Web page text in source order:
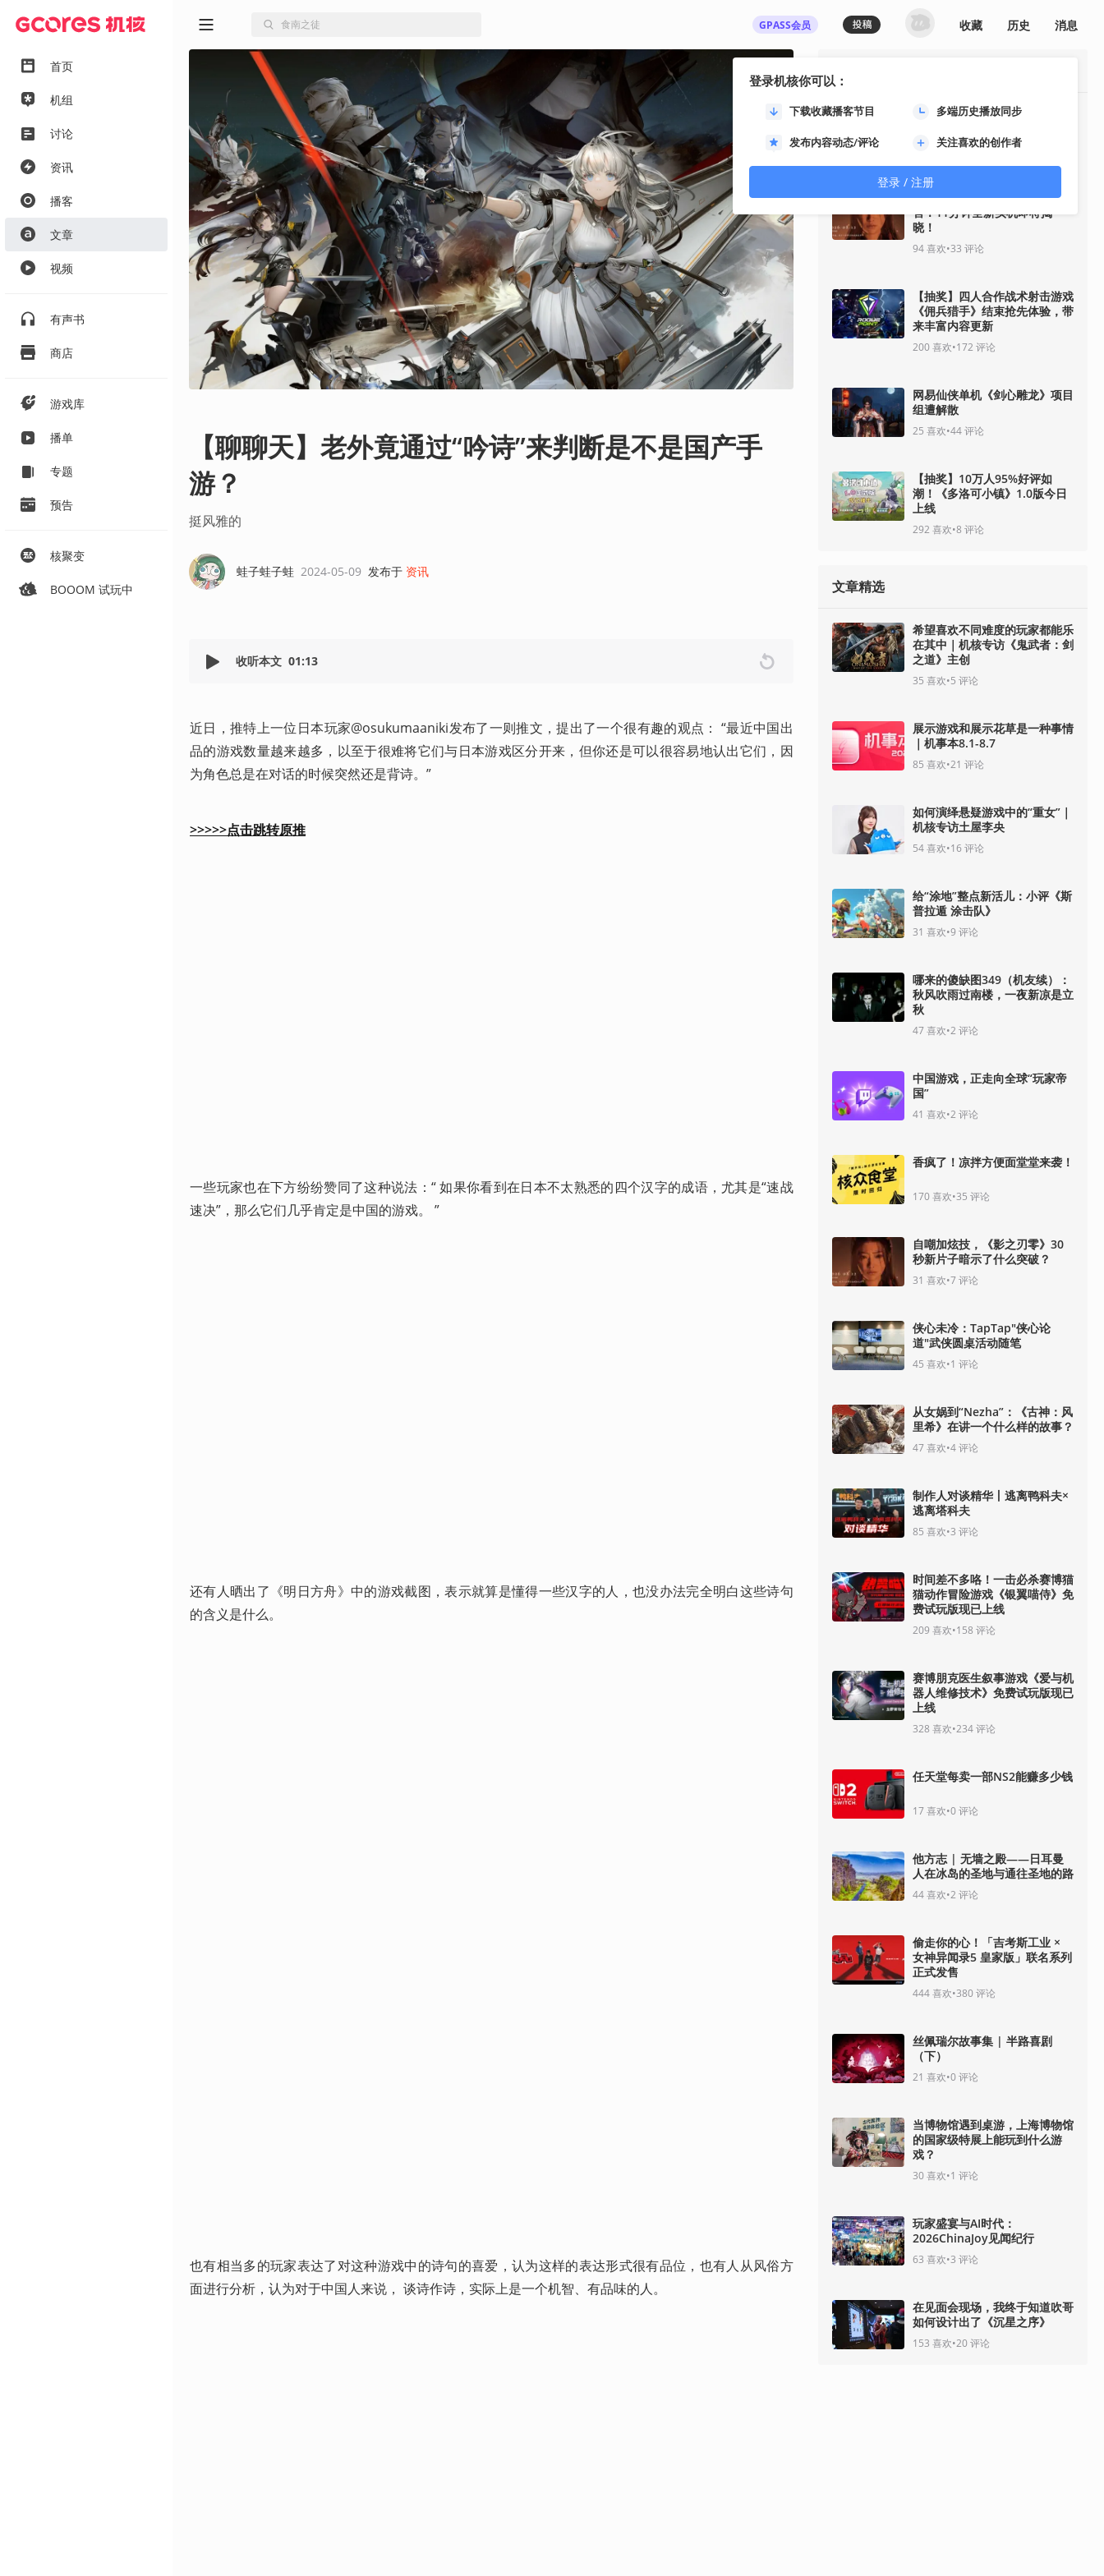
首页
机组
讨论
资讯
播客
文章
视频
有声书
商店
游戏库
播单
专题
预告
核聚变
BOOOM 试玩中
GPASS会员
登录机核你可以：
下载收藏播客节目 多端历史播放同步
发布内容动态/评论 关注喜欢的创作者
登录 / 注册
收藏 历史 消息
【聊聊天】老外竟通过“吟诗”来判断是不是国产手
游？
挺风雅的
蛙子蛙子蛙 2024-05-09 发布于 资讯
收听本文 01:13
近日，推特上一位日本玩家@osukumaaniki发布了一则推文，提出了一个很有趣的观点： “最近中国出
品的游戏数量越来越多，以至于很难将它们与日本游戏区分开来，但你还是可以很容易地认出它们，因
为角色总是在对话的时候突然还是背诗。”
>>>>>点击跳转原推
一些玩家也在下方纷纷赞同了这种说法：“ 如果你看到在日本不太熟悉的四个汉字的成语，尤其是“速战
速决”，那么它们几乎肯定是中国的游戏。 ”
还有人晒出了《明日方舟》中的游戏截图，表示就算是懂得一些汉字的人，也没办法完全明白这些诗句
的含义是什么。
也有相当多的玩家表达了对这种游戏中的诗句的喜爱，认为这样的表达形式很有品位，也有人从风俗方
面进行分析，认为对于中国人来说， 谈诗作诗，实际上是一个机智、有品味的人。
最热资讯
《GTA6》“分量十足的一瞥”预
35 喜欢•30评论
《影之刃零》8月12日开启预
售！11分钟全新实机即将揭
晓！
94喜欢•33 评论
【抽奖】四人合作战术射击游戏
《佣兵猎手》结束抢先体验，带
来丰富内容更新
200喜欢•172 评论
网易仙侠单机《剑心雕龙》项目
组遭解散
25 喜欢•44评论
【抽奖】10万人95%好评如
潮！《多洛可小镇》1.0版今日
上线
292 喜欢•8 评论
文章精选
希望喜欢不同难度的玩家都能乐
在其中｜机核专访《鬼武者：剑
之道》主创
35 喜欢•5 评论
展示游戏和展示花草是一种事情
｜机事本8.1-8.7
85 喜欢•21 评论
如何演绎悬疑游戏中的“重女”｜
机核专访土屋李央
54喜欢•16评论
给“涂地”整点新活儿：小评《斯
普拉遁 涂击队》
31 喜欢•9 评论
哪来的傻缺图349（机友续）：
秋风吹雨过南楼，一夜新凉是立
秋
47喜欢•2 评论
中国游戏，正走向全球“玩家帝
国”
41 喜欢•2 评论
香疯了！凉拌方便面堂堂来袭！
170喜欢•35 评论
自嘲加炫技，《影之刃零》30
秒新片子暗示了什么突破？
31 喜欢•7评论
侠心未冷：TapTap"侠心论
道"武侠圆桌活动随笔
45 喜欢•1 评论
从女娲到“Nezha”：《古神：风
里希》在讲一个什么样的故事？
47喜欢•4评论
制作人对谈精华丨逃离鸭科夫×
逃离塔科夫
85 喜欢•3 评论
时间差不多咯！一击必杀赛博猫
猫动作冒险游戏《银翼喵侍》免
费试玩版现已上线
209 喜欢•158 评论
赛博朋克医生叙事游戏《爱与机
器人维修技术》免费试玩版现已
上线
328 喜欢•234评论
任天堂每卖一部NS2能赚多少钱
17喜欢•0评论
他方志 | 无墙之殿——日耳曼
人在冰岛的圣地与通往圣地的路
44喜欢•2 评论
偷走你的心！「吉考斯工业 ×
女神异闻录5 皇家版」联名系列
正式发售
444喜欢•380评论
丝佩瑞尔故事集 | 半路喜剧
（下）
21 喜欢•0评论
当博物馆遇到桌游，上海博物馆
的国家级特展上能玩到什么游
戏？
30喜欢•1 评论
玩家盛宴与AI时代：
2026ChinaJoy见闻纪行
63 喜欢•3 评论
在见面会现场，我终于知道吹哥
如何设计出了《沉星之序》
153 喜欢•20评论